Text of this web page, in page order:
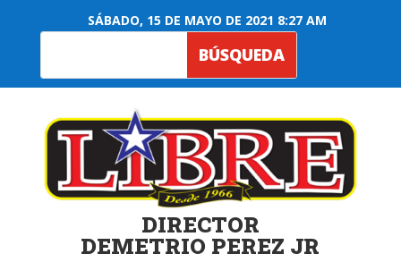
SÁBADO, 15 DE MAYO DE 2021 8:27 AM
DIRECTOR
DEMETRIO PEREZ JR